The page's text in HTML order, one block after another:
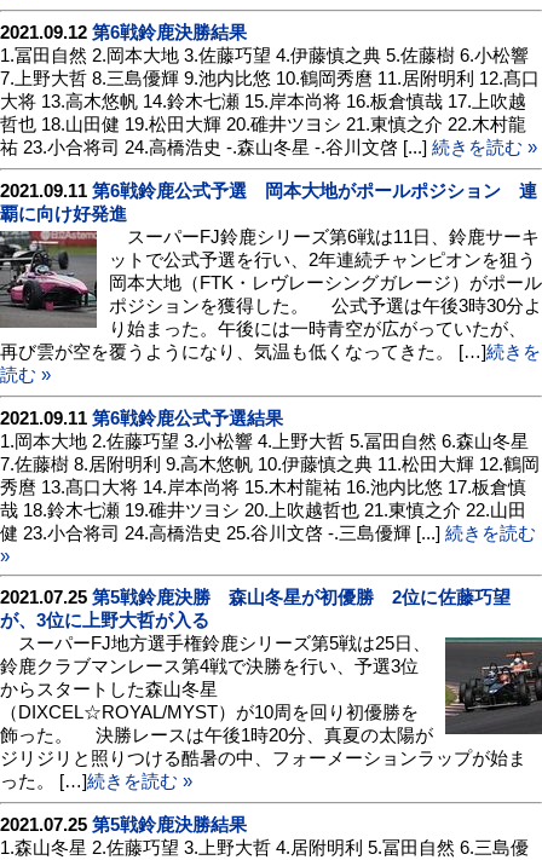
2021.09.12 第6戦鈴鹿決勝結果
1.冨田自然 2.岡本大地 3.佐藤巧望 4.伊藤慎之典 5.佐藤樹 6.小松響
7.上野大哲 8.三島優輝 9.池内比悠 10.鶴岡秀麿 11.居附明利 12.髙口
大将 13.高木悠帆 14.鈴木七瀬 15.岸本尚将 16.板倉慎哉 17.上吹越
哲也 18.山田健 19.松田大輝 20.碓井ツヨシ 21.東慎之介 22.木村龍
祐 23.小合将司 24.高橋浩史 -.森山冬星 -.谷川文啓 [...] 続きを読む »
2021.09.11 第6戦鈴鹿公式予選 岡本大地がポールポジション 連
覇に向け好発進
スーパーFJ鈴鹿シリーズ第6戦は11日、鈴鹿サーキ
ットで公式予選を行い、2年連続チャンピオンを狙う
岡本大地（FTK・レヴレーシングガレージ）がポール
ポジションを獲得した。 公式予選は午後3時30分よ
り始まった。午後には一時青空が広がっていたが、
再び雲が空を覆うようになり、気温も低くなってきた。 […]続きを
読む »
2021.09.11 第6戦鈴鹿公式予選結果
1.岡本大地 2.佐藤巧望 3.小松響 4.上野大哲 5.冨田自然 6.森山冬星
7.佐藤樹 8.居附明利 9.高木悠帆 10.伊藤慎之典 11.松田大輝 12.鶴岡
秀麿 13.髙口大将 14.岸本尚将 15.木村龍祐 16.池内比悠 17.板倉慎
哉 18.鈴木七瀬 19.碓井ツヨシ 20.上吹越哲也 21.東慎之介 22.山田
健 23.小合将司 24.高橋浩史 25.谷川文啓 -.三島優輝 [...] 続きを読む
»
2021.07.25 第5戦鈴鹿決勝 森山冬星が初優勝 2位に佐藤巧望
が、3位に上野大哲が入る
スーパーFJ地方選手権鈴鹿シリーズ第5戦は25日、
鈴鹿クラブマンレース第4戦で決勝を行い、予選3位
からスタートした森山冬星
（DIXCEL☆ROYAL/MYST）が10周を回り初優勝を
飾った。 決勝レースは午後1時20分、真夏の太陽が
ジリジリと照りつける酷暑の中、フォーメーションラップが始ま
った。 […]続きを読む »
2021.07.25 第5戦鈴鹿決勝結果
1.森山冬星 2.佐藤巧望 3.上野大哲 4.居附明利 5.冨田自然 6.三島優